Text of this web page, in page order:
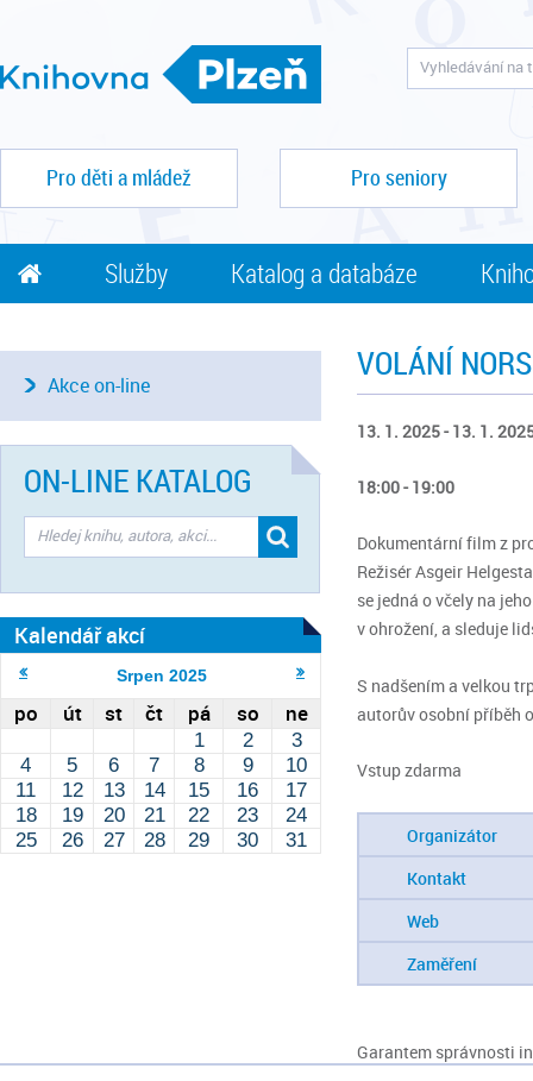
Pro děti a mládež Pro seniory
Služby Katalog a databáze
VOLÁNÍ
13. 1. 2025 - 13. 1.
18:00 - 19:00
Dokumentární film z
Režisér Asgeir
se jedná o včely na
v ohrožení, a sleduje
S nadšením a velkou
autorův osobní příběh
Vstup zdarma
Organizátor
Kontakt
Web
Zaměření
Garantem správnosti
Akce on-line
ON-LINE KATALOG
Kalendář akcí
Srpen 2025
po út st čt pá so ne
1 2
3
4
5 6 7 8 9
10
11
12 13 14 15 16
17
18
19 20 21 22 23
24
25
26 27 28 29 30 31